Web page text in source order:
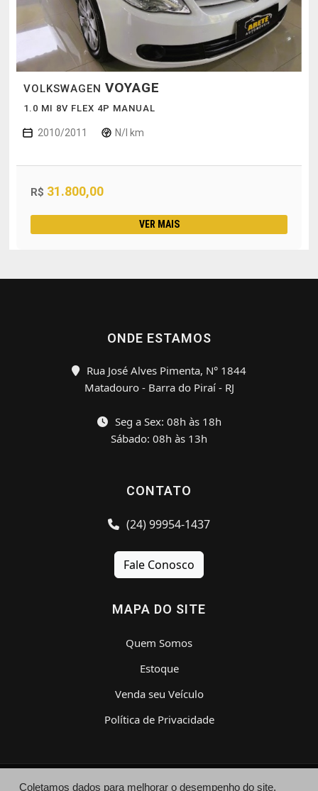
VOLKSWAGEN VOYAGE
1.0 MI 8V FLEX 4P MANUAL
2010/2011 N/I km
R$ 31.800,00
VER MAIS
ONDE ESTAMOS
Rua José Alves Pimenta, N° 1844
Matadouro - Barra do Piraí - RJ
Seg a Sex: 08h às 18h
Sábado: 08h às 13h
CONTATO
(24) 99954-1437
Fale Conosco
MAPA DO SITE
Quem Somos
Estoque
Venda seu Veículo
Política de Privacidade
Coletamos dados para melhorar o desempenho do site,